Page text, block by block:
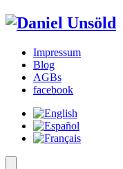
Impressum
Blog
AGBs
facebook